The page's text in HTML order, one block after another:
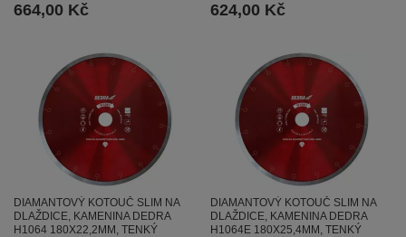
664,00 Kč 624,00 Kč
DIAMANTOVÝ KOTOUČ SLIM NA
DLAŽDICE, KAMENINA DEDRA
H1064 180X22,2MM, TENKÝ
DIAMANTOVÝ KOTOUČ SLIM NA
DLAŽDICE, KAMENINA DEDRA
H1064E 180X25,4MM, TENKÝ